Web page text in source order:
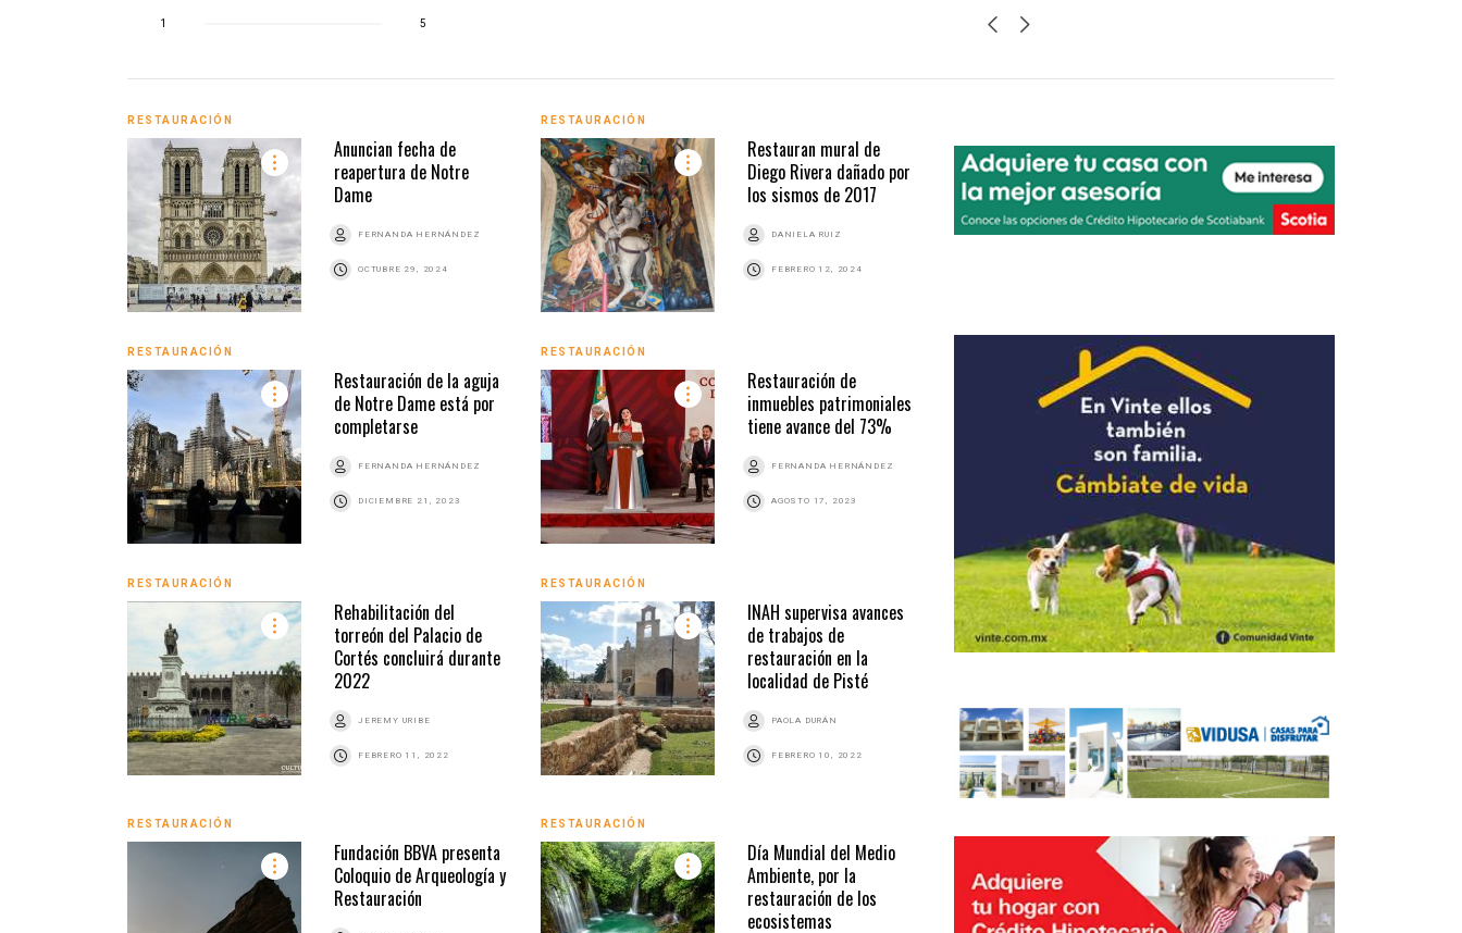
1 5
RESTAURACIÓN
Anuncian fecha de
reapertura de Notre
Dame
FERNANDA HERNÁNDEZ
OCTUBRE 29, 2024
RESTAURACIÓN
Restauran mural de
Diego Rivera dañado por
los sismos de 2017
DANIELA RUIZ
FEBRERO 12, 2024
RESTAURACIÓN
Restauración de la aguja
de Notre Dame está por
completarse
FERNANDA HERNÁNDEZ
DICIEMBRE 21, 2023
RESTAURACIÓN
Restauración de
inmuebles patrimoniales
tiene avance del 73%
FERNANDA HERNÁNDEZ
AGOSTO 17, 2023
RESTAURACIÓN
Rehabilitación del
torreón del Palacio de
Cortés concluirá durante
2022
JEREMY URIBE
FEBRERO 11, 2022
RESTAURACIÓN
INAH supervisa avances
de trabajos de
restauración en la
localidad de Pisté
PAOLA DURÁN
FEBRERO 10, 2022
RESTAURACIÓN
Fundación BBVA presenta
Coloquio de Arqueología y
Restauración
RESTAURACIÓN
Día Mundial del Medio
Ambiente, por la
restauración de los
ecosistemas